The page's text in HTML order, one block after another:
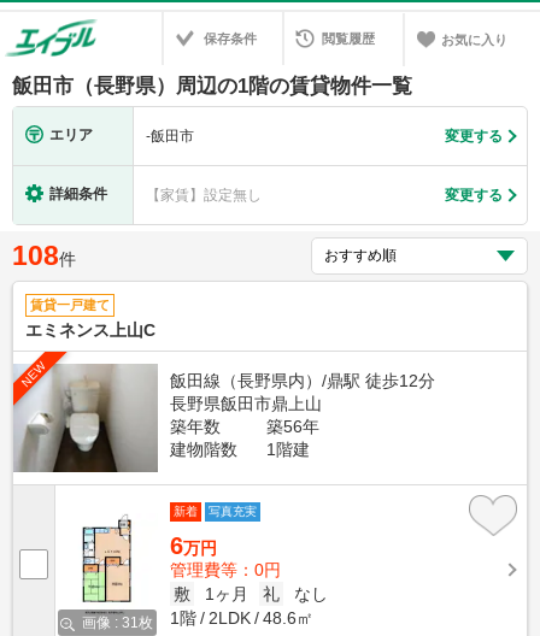
保存条件 閲覧履歴 お気に入り
飯田市（長野県）周辺の1階の賃貸物件一覧
エリア -飯田市 変更する
詳細条件 【家賃】設定無し 変更する
108件
賃貸一戸建て
エミネンス上山C
NEW
飯田線（長野県内）/鼎駅 徒歩12分
長野県飯田市鼎上山
築年数
築56年
建物階数
1階建
画像 : 31枚
新着 写真充実
6万円
管理費等：0円
敷
1ヶ月 礼
なし
1階
2LDK 48.6㎡